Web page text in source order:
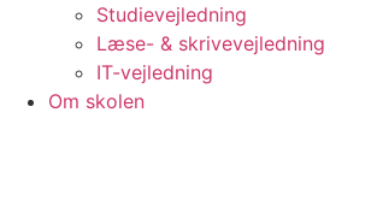
Studievejledning
Læse- & skrivevejledning
IT-vejledning
Om skolen